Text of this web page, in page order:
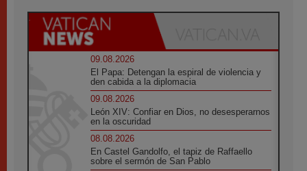
09.08.2026
El Papa: Detengan la espiral de violencia y
den cabida a la diplomacia
09.08.2026
León XIV: Confiar en Dios, no desesperarnos
en la oscuridad
08.08.2026
En Castel Gandolfo, el tapiz de Raffaello
sobre el sermón de San Pablo